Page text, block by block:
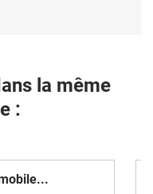
la même
: